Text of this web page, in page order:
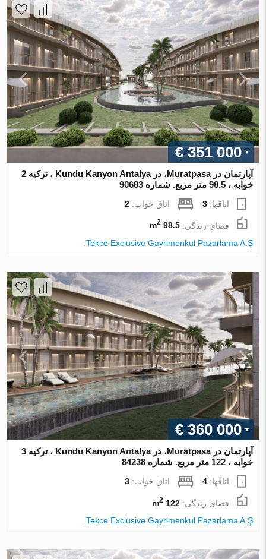
€ 351 000
آپارتمان در Muratpasa، در Kundu Kanyon Antalya ، ترکیه 2
خوابه ، 98.5 متر مربع. شماره 90683
اتاقها:3 اتاق خواب:2
فضای زندگی:98.5 m
2
Tekce Exclusive Gayrimenkul Pazarlama A.Ş.
€ 360 000
آپارتمان در Muratpasa، در Kundu Kanyon Antalya ، ترکیه 3
خوابه ، 122 متر مربع. شماره 84238
اتاقها:4 اتاق خواب:3
فضای زندگی:122 m
2
Tekce Exclusive Gayrimenkul Pazarlama A.Ş.